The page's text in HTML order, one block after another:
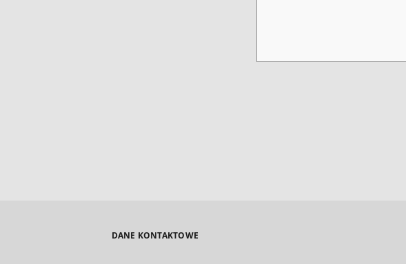
DANE KONTAKTOWE